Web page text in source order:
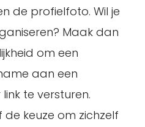
de profielfoto. Wil je
Maak dan
om een
aan een
te versturen.
keuze om zichzelf